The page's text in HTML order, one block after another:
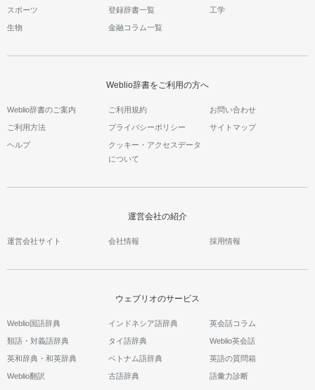
スポーツ 登録辞書一覧 工学
生物 金融コラム一覧
Weblio辞書をご利用の方へ
Weblio辞書のご案内 ご利用規約 お問い合わせ
ご利用方法 プライバシーポリシー サイトマップ
ヘルプ
クッキー・アクセスデータ
について
運営会社の紹介
運営会社サイト 会社情報 採用情報
ウェブリオのサービス
Weblio国語辞典
類語・対義語辞典
英和辞典・和英辞典
Weblio翻訳
インドネシア語辞典
タイ語辞典
ベトナム語辞典
古語辞典
英会話コラム
Weblio英会話
英語の質問箱
語彙力診断